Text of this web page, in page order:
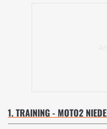
1. TRAINING - MOTO2